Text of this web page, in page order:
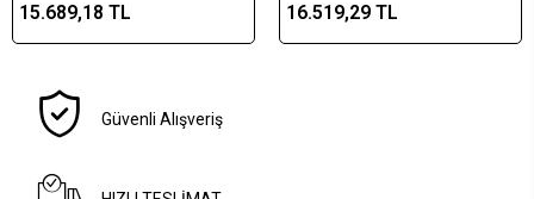
15.689,18 TL 16.519,29 TL
Güvenli Alışveriş